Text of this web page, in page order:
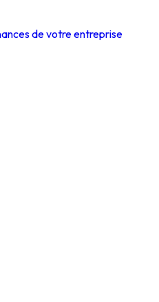
de votre entreprise